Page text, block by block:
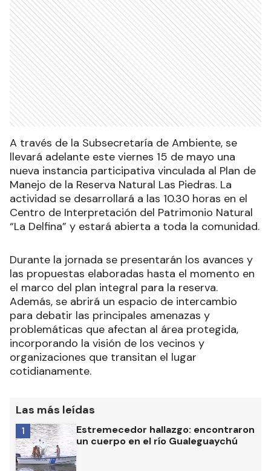
A través de la Subsecretaría de Ambiente, se
llevará adelante este viernes 15 de mayo una
nueva instancia participativa vinculada al Plan de
Manejo de la Reserva Natural Las Piedras. La
actividad se desarrollará a las 10.30 horas en el
Centro de Interpretación del Patrimonio Natural
“La Delfina” y estará abierta a toda la comunidad.
Durante la jornada se presentarán los avances y
las propuestas elaboradas hasta el momento en
el marco del plan integral para la reserva.
Además, se abrirá un espacio de intercambio
para debatir las principales amenazas y
problemáticas que afectan al área protegida,
incorporando la visión de los vecinos y
organizaciones que transitan el lugar
cotidianamente.
Las más leídas
Estremecedor hallazgo: encontraron
un cuerpo en el río Gualeguaychú
1